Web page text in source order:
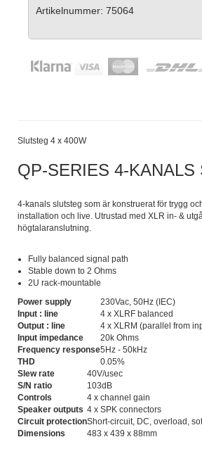
Artikelnummer: 75064
Slutsteg 4 x 400W
QP-SERIES 4-KANALS
4-kanals slutsteg som är konstruerat för trygg
installation och live. Utrustad med XLR in- &
högtalaranslutning.
Fully balanced signal path
Stable down to 2 Ohms
2U rack-mountable
Power supply
230Vac, 50Hz (IEC)
Input : line
4 x XLRF balanced
Output : line
4 x XLRM (parallel from
Input impedance
20k Ohms
Frequency response5Hz - 50kHz
THD
0.05%
Slew rate
40V/usec
S/N ratio
103dB
Controls
4 x channel gain
Speaker outputs 4 x SPK connectors
Circuit protectionShort-circuit, DC, overload,
Dimensions
483 x 439 x 88mm